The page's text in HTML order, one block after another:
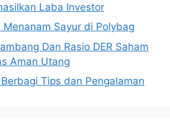
Laba Investor
Sayur di Polybag
Dan Rasio DER Saham
Aman Utang
Tips dan Pengalaman